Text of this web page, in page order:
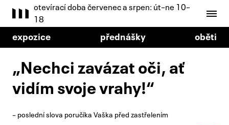
otevírací doba červenec a srpen: út–ne 10–
18
expozice přednášky oběti
„Nechci zavázat oči, ať
vidím svoje vrahy!“
– poslední slova poručíka Vaška před zastřelením